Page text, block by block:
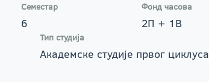
Семестар
6
Фонд часова
2П + 1В
Тип студија
Академске студије првог циклуса